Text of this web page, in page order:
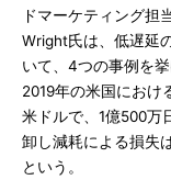
ドマーケティング担
Wright氏は、低遅延
いて、4つの事例を
2019年の米国におけ
米ドルで、1億500万
卸し減耗による損失
という。